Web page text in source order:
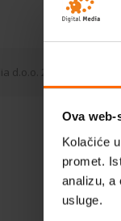
Ova
Kolačiće
promet.
analizu, a
usluge.
d.o.o. 2005 - 2026.